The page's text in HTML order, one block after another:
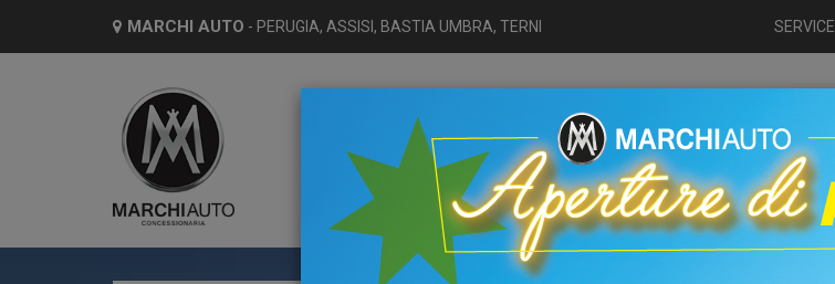
MARCHI AUTO - PERUGIA, ASSISI, BASTIA UMBRA, TERNI SERVICE
HOME USATO NUOVO NOLEGGIO